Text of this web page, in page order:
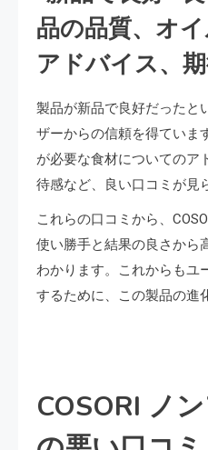
品の品質、オ
アドバイス、
製品が新品で良好だったと
ザーからの信頼を得ていま
が必要な食材についてのア
待感など、良い口コミが見
これらの口コミから、
使い勝手と結果の良さから
わかります。これからもユ
するために、この製品の進
COSORI ノ